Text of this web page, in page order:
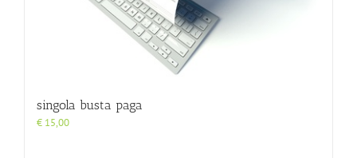
singola busta paga
€ 15,00